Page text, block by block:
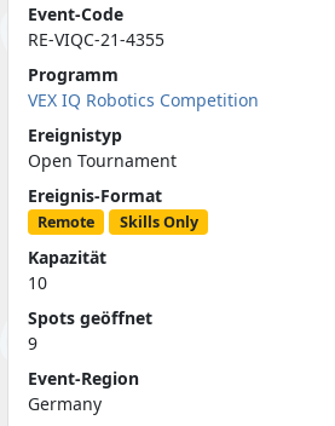
Event-Code
RE-VIQC-21-4355
Programm
VEX IQ Robotics Competition
Ereignistyp
Open Tournament
Ereignis-Format
Remote Skills Only
Kapazität
10
Spots geöffnet
9
Event-Region
Germany